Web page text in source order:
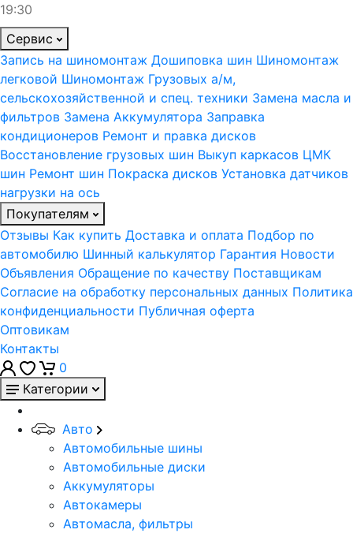
19:30
Сервис
Запись на шиномонтаж Дошиповка шин Шиномонтаж
легковой Шиномонтаж Грузовых а/м,
сельскохозяйственной и спец. техники Замена масла и
фильтров Замена Аккумулятора Заправка
кондиционеров Ремонт и правка дисков
Восстановление грузовых шин Выкуп каркасов ЦМК
шин Ремонт шин Покраска дисков Установка датчиков
нагрузки на ось
Покупателям
Отзывы Как купить Доставка и оплата Подбор по
автомобилю Шинный калькулятор Гарантия Новости
Объявления Обращение по качеству Поставщикам
Согласие на обработку персональных данных Политика
конфиденциальности Публичная оферта
Оптовикам
Контакты
0
Категории
Авто
Автомобильные шины
Автомобильные диски
Аккумуляторы
Автокамеры
Автомасла, фильтры